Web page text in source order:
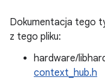
Dokumentacja tego
z tego pliku:
hardware/
context_hub.h